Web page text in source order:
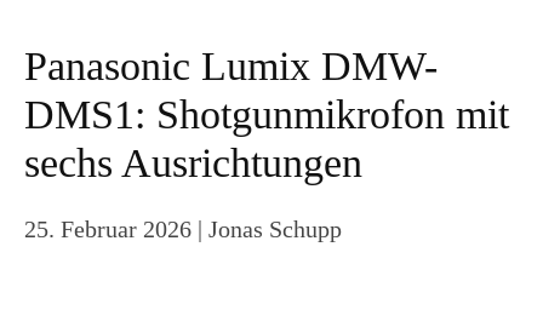
Panasonic Lumix DMW-
DMS1: Shotgunmikrofon mit
sechs Ausrichtungen
25. Februar 2026 | Jonas Schupp